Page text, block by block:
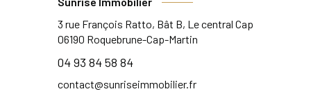
3 rue François Ratto, Bât B, Le central Cap
06190 Roquebrune-Cap-Martin
04 93 84 58 84
contact@sunriseimmobilier.fr